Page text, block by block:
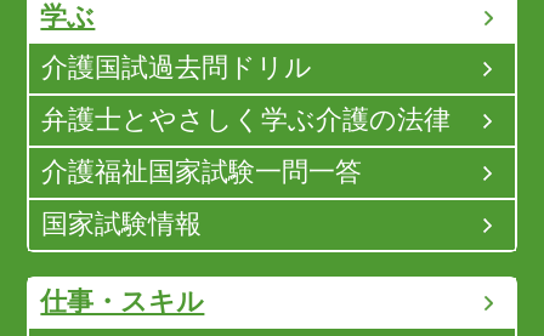
学ぶ
介護国試過去問ドリル
弁護士とやさしく学ぶ介護の法律
介護福祉国家試験一問一答
国家試験情報
仕事・スキル